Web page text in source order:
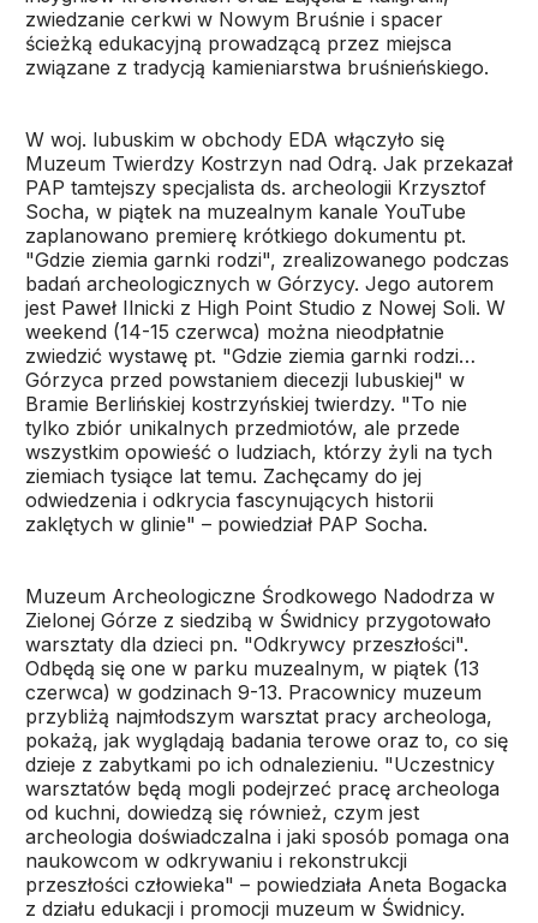
zwiedzanie cerkwi w Nowym Bruśnie i spacer
ścieżką edukacyjną prowadzącą przez miejsca
związane z tradycją kamieniarstwa bruśnieńskiego.
W woj. lubuskim w obchody EDA włączyło się
Muzeum Twierdzy Kostrzyn nad Odrą. Jak przekazał
PAP tamtejszy specjalista ds. archeologii Krzysztof
Socha, w piątek na muzealnym kanale YouTube
zaplanowano premierę krótkiego dokumentu pt.
"Gdzie ziemia garnki rodzi", zrealizowanego podczas
badań archeologicznych w Górzycy. Jego autorem
jest Paweł Ilnicki z High Point Studio z Nowej Soli. W
weekend (14-15 czerwca) można nieodpłatnie
zwiedzić wystawę pt. "Gdzie ziemia garnki rodzi…
Górzyca przed powstaniem diecezji lubuskiej" w
Bramie Berlińskiej kostrzyńskiej twierdzy. "To nie
tylko zbiór unikalnych przedmiotów, ale przede
wszystkim opowieść o ludziach, którzy żyli na tych
ziemiach tysiące lat temu. Zachęcamy do jej
odwiedzenia i odkrycia fascynujących historii
zaklętych w glinie" – powiedział PAP Socha.
Muzeum Archeologiczne Środkowego Nadodrza w
Zielonej Górze z siedzibą w Świdnicy przygotowało
warsztaty dla dzieci pn. "Odkrywcy przeszłości".
Odbędą się one w parku muzealnym, w piątek (13
czerwca) w godzinach 9-13. Pracownicy muzeum
przybliżą najmłodszym warsztat pracy archeologa,
pokażą, jak wyglądają badania terowe oraz to, co się
dzieje z zabytkami po ich odnalezieniu. "Uczestnicy
warsztatów będą mogli podejrzeć pracę archeologa
od kuchni, dowiedzą się również, czym jest
archeologia doświadczalna i jaki sposób pomaga ona
naukowcom w odkrywaniu i rekonstrukcji
przeszłości człowieka" – powiedziała Aneta Bogacka
z działu edukacji i promocji muzeum w Świdnicy.